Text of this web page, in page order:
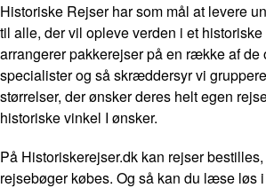
Historiske Rejser har som mål at levere
til alle, der vil opleve verden i et
arrangerer pakkerejser på en række af de
specialister og så skræddersyr vi
størrelser, der ønsker deres helt egen
historiske vinkel I ønsker.
På Historiskerejser.dk kan rejser
rejsebøger købes. Og så kan du læse løs